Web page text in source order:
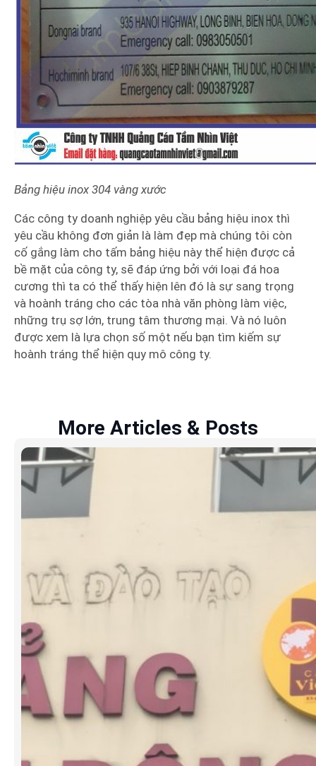
Bảng hiệu inox 304 vàng xước
Các công ty doanh nghiệp yêu cầu bảng hiệu inox thì
yêu cầu không đơn giản là làm đẹp mà chúng tôi còn
cố gắng làm cho tấm bảng hiệu này thể hiện được cả
bề mặt của công ty, sẽ đáp ứng bởi với loại đá hoa
cương thì ta có thể thấy hiện lên đó là sự sang trọng
và hoành tráng cho các tòa nhà văn phòng làm việc,
những trụ sợ lớn, trung tâm thương mại. Và nó luôn
được xem là lựa chọn số một nếu bạn tìm kiếm sự
hoành tráng thể hiện quy mô công ty.
More Articles & Posts